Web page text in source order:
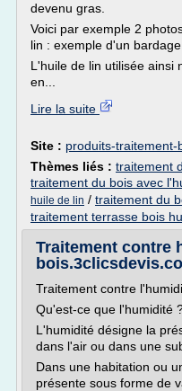
devenu gras.
Voici par exemple 2
lin : exemple d'un
L'huile de lin utilisée ainsi
en...
Lire la suite
Site : produits-traitement-
Thèmes liés : traitement
traitement du bois avec
huile de lin / traitement du
traitement terrasse bois
Traitement contre
Traitement contre
Qu'est-ce que l'humidité
L'humidité désigne la
dans l'air ou dans une
Dans une habitation ou
présente sous forme de